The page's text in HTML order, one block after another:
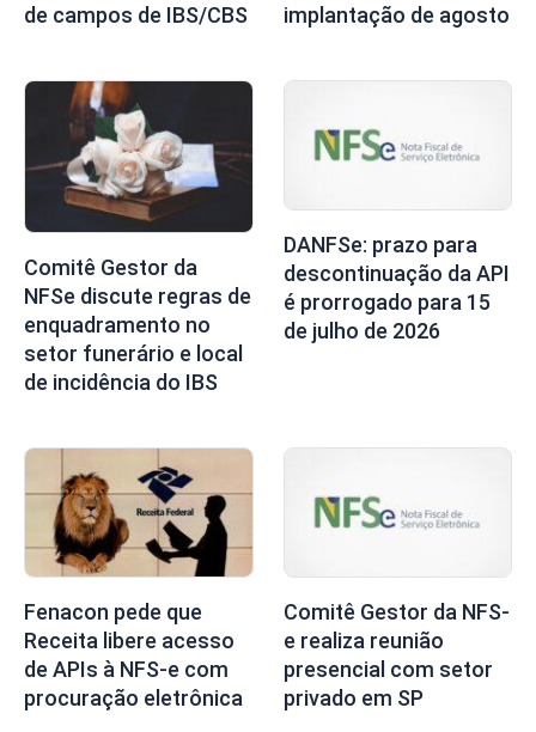
de campos de IBS/CBS
implantação de agosto
Comitê Gestor da
NFSe discute regras de
enquadramento no
setor funerário e local
de incidência do IBS
DANFSe: prazo para
descontinuação da API
é prorrogado para 15
de julho de 2026
Fenacon pede que
Receita libere acesso
de APIs à NFS-e com
procuração eletrônica
Comitê Gestor da NFS-
e realiza reunião
presencial com setor
privado em SP